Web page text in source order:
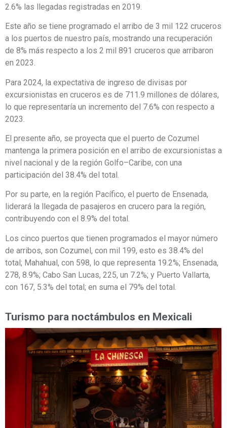
2.6% las llegadas registradas en 2019.
Este año se tiene programado el arribo de 3 mil 122 cruceros
a los puertos de nuestro país, mostrando una recuperación
de 8% más respecto a los 2 mil 891 cruceros que arribaron
en 2023.
Para 2024, la expectativa de ingreso de divisas por
excursionistas en cruceros es de 711.9 millones de dólares,
lo que representaría un incremento del 7.6% con respecto a
2023.
El presente año, se proyecta que el puerto de Cozumel
mantenga la primera posición en el arribo de excursionistas a
nivel nacional y de la región Golfo–Caribe, con una
participación del 38.4% del total.
Por su parte, en la región Pacífico, el puerto de Ensenada,
liderará la llegada de pasajeros en crucero para la región,
contribuyendo con el 8.9% del total.
Los cinco puertos que tienen programados el mayor número
de arribos, son Cozumel, con mil 199, esto es 38.4% del
total; Mahahual, con 598, lo que representa 19.2%; Ensenada,
278, 8.9%; Cabo San Lucas, 225, un 7.2%; y Puerto Vallarta,
con 167, 5.3% del total; en suma el 79% del total.
Turismo para noctámbulos en Mexicali